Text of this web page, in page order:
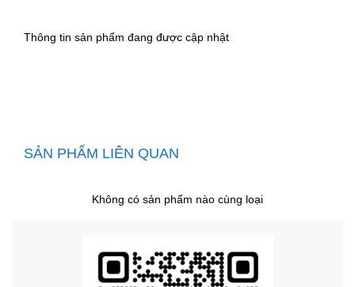
Thông tin sản phẩm đang được cập nhật
SẢN PHẨM LIÊN QUAN
Không có sản phẩm nào cùng loại